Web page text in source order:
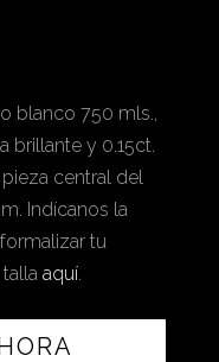
blanco 750 mls.,
brillante y 0.15ct.
central del
Indícanos la
tu
aquí.